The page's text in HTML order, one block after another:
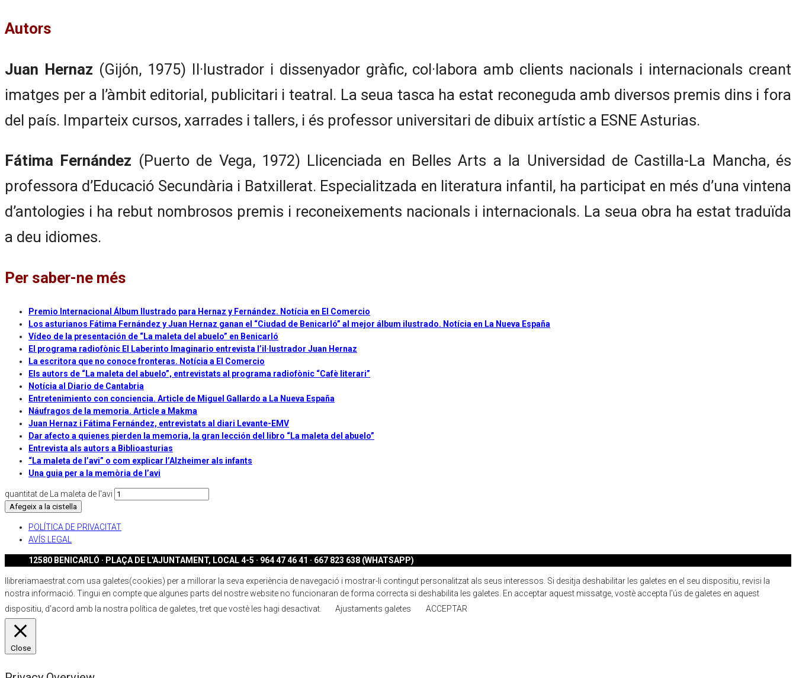
Autors
Juan Hernaz (Gijón, 1975) Il·lustrador i dissenyador gràfic, col·labora amb clients nacionals i internacionals creant
imatges per a l’àmbit editorial, publicitari i teatral. La seua tasca ha estat reconeguda amb diversos premis dins i fora
del país. Imparteix cursos, xarrades i tallers, i és professor universitari de dibuix artístic a ESNE Asturias.
Fátima Fernández (Puerto de Vega, 1972) Llicenciada en Belles Arts a la Universidad de Castilla-La Mancha, és
professora d’Educació Secundària i Batxillerat. Especialitzada en literatura infantil, ha participat en més d’una vintena
d’antologies i ha rebut nombrosos premis i reconeixements nacionals i internacionals. La seua obra ha estat traduïda
a deu idiomes.
Per saber-ne més
Premio Internacional Álbum Ilustrado para Hernaz y Fernández. Notícia en El Comercio
Los asturianos Fátima Fernández y Juan Hernaz ganan el “Ciudad de Benicarló” al mejor álbum ilustrado. Notícia en La Nueva España
Vídeo de la presentación de “La maleta del abuelo” en Benicarló
El programa radiofònic El Laberinto Imaginario entrevista l’il·lustrador Juan Hernaz
La escritora que no conoce fronteras. Notícia a El Comercio
Els autors de “La maleta del abuelo”, entrevistats al programa radiofònic “Cafè literari”
Notícia al Diario de Cantabria
Entretenimiento con conciencia. Article de Miguel Gallardo a La Nueva España
Náufragos de la memoria. Article a Makma
Juan Hernaz i Fátima Fernández, entrevistats al diari Levante-EMV
Dar afecto a quienes pierden la memoria, la gran lección del libro “La maleta del abuelo”
Entrevista als autors a Biblioasturias
“La maleta de l’avi” o com explicar l’Alzheimer als infants
Una guia per a la memòria de l’avi
quantitat de La maleta de l'avi
Afegeix a la cistella
POLÍTICA DE PRIVACITAT
AVÍS LEGAL
12580 BENICARLÓ · PLAÇA DE L'AJUNTAMENT, LOCAL 4-5 · 964 47 46 41 · 667 823 638 (WHATSAPP)
llibreriamaestrat.com usa galetes(cookies) per a millorar la seva experiència de navegació i mostrar-li contingut personalitzat als seus interessos. Si desitja deshabilitar les galetes en el seu dispositiu, revisi la
nostra informació. Tingui en compte que algunes parts del nostre website no funcionaran de forma correcta si deshabilita les galetes. En acceptar aquest missatge, vostè accepta l'ús de galetes en aquest
dispositiu, d'acord amb la nostra política de galetes, tret que vostè les hagi desactivat.
Ajustaments galetes ACCEPTAR
Close